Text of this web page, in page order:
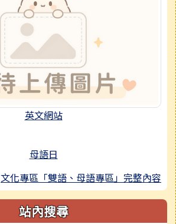
英文網站
母語日
文化專區「雙語、母語專區」完整內容
站內搜尋